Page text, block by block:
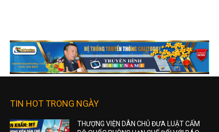
TIN HOT TRONG NGÀY
THƯỢNG VIỆN DÂN CHỦ ĐƯA LUẬT CẤM